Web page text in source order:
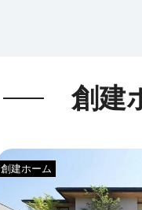
創建
創建ホーム